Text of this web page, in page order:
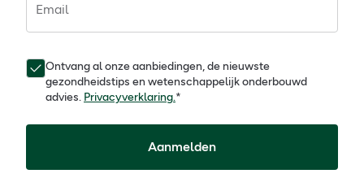
Email
Ontvang al onze aanbiedingen, de nieuwste
gezondheidstips en wetenschappelijk onderbouwd
advies. Privacyverklaring.*
Aanmelden